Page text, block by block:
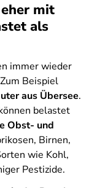
mit
als
immer wieder
Beispiel
aus Übersee.
belastet
Obst- und
Birnen,
wie Kohl,
Pestizide.